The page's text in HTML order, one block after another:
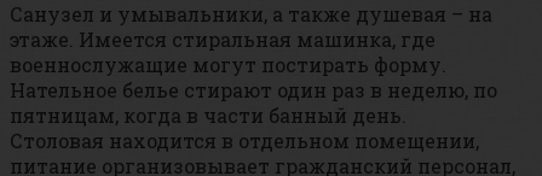
Санузел и умывальники, а также душевая – на
этаже. Имеется стиральная машинка, где
военнослужащие могут постирать форму.
Нательное белье стирают один раз в неделю, по
пятницам, когда в части банный день.
Столовая находится в отдельном помещении,
питание организовывает гражданский персонал,